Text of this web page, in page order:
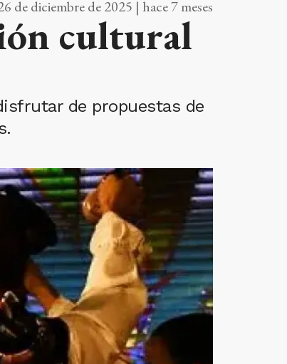
de diciembre de 2025 | hace 7 meses
cultural
de propuestas de